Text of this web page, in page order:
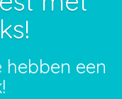
hebben een